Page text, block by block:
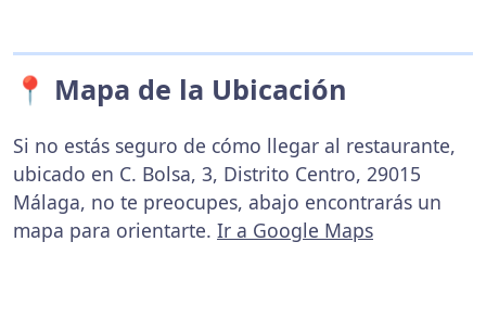
📍 Mapa de la Ubicación
Si no estás seguro de cómo llegar al restaurante,
ubicado en C. Bolsa, 3, Distrito Centro, 29015
Málaga, no te preocupes, abajo encontrarás un
mapa para orientarte. Ir a Google Maps